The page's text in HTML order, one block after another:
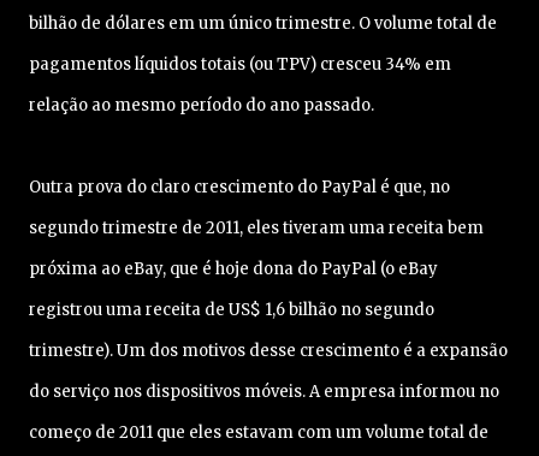
bilhão de dólares em um único trimestre. O volume total de
pagamentos líquidos totais (ou TPV) cresceu 34% em
relação ao mesmo período do ano passado.
Outra prova do claro crescimento do PayPal é que, no
segundo trimestre de 2011, eles tiveram uma receita bem
próxima ao eBay, que é hoje dona do PayPal (o eBay
registrou uma receita de US$ 1,6 bilhão no segundo
trimestre). Um dos motivos desse crescimento é a expansão
do serviço nos dispositivos móveis. A empresa informou no
começo de 2011 que eles estavam com um volume total de